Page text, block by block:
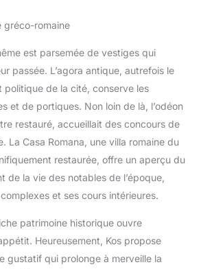
gréco-romaine
est parsemée de vestiges qui
passée. L’agora antique, autrefois le
politique de la cité, conserve les
et de portiques. Non loin de là, l’odéon
restauré, accueillait des concours de
La Casa Romana, une villa romaine du
restaurée, offre un aperçu du
de la vie des notables de l’époque,
et ses cours intérieures.
patrimoine historique ouvre
Heureusement, Kos propose
gustatif qui prolonge à merveille la